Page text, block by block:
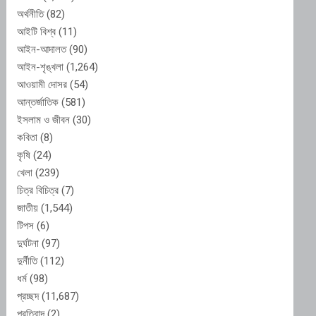
অর্থনীতি(82)
আইটি বিশ্ব (11)
আইন-আদালত(90)
আইন-শৃঙ্খলা (1,264)
আওয়ামী দোসর (54)
আন্তর্জাতিক (581)
ইসলাম ও জীবন (30)
কবিতা (8)
কৃষি (24)
খেলা (239)
চিত্র বিচিত্র (7)
জাতীয় (1,544)
টিপস (6)
দুর্ঘটনা (97)
দুর্নীতি(112)
ধর্ম(98)
প্রচ্ছদ(11,687)